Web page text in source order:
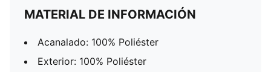
MATERIAL DE INFORMACIÓN
Acanalado: 100% Poliéster
Exterior: 100% Poliéster